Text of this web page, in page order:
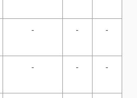
- - -
- - -